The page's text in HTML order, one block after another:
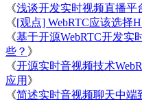
《浅谈开发实时视频直播平
《[观点] WebRTC应该选择
《基于开源WebRTC开发实
些？ 》
《开源实时音视频技术
应用 》
《简述实时音视频聊天中端